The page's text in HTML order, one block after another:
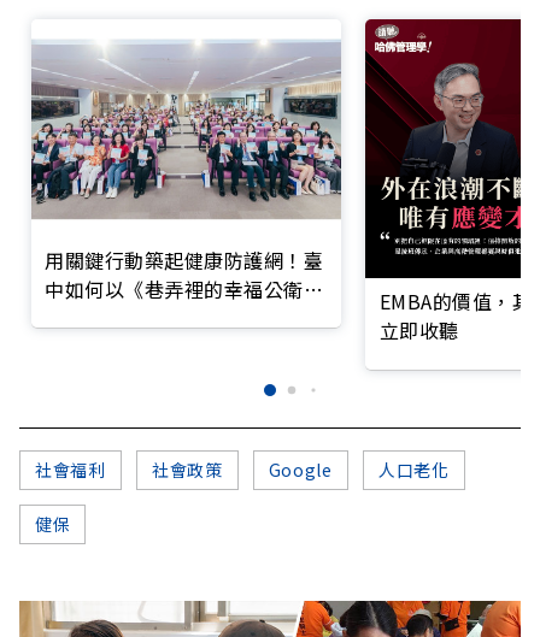
用關鍵行動築起健康防護網！臺
中如何以《巷弄裡的幸福公衛》
EMBA的價值，
立即收聽
社會福利 社會政策 Google 人口老化
健保